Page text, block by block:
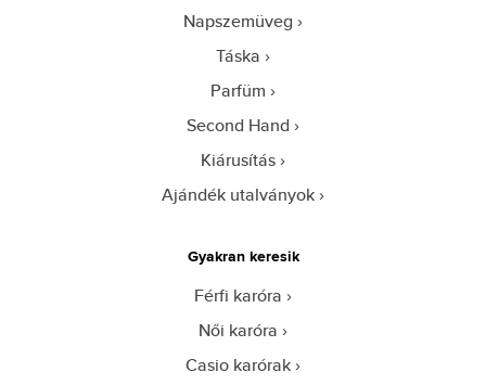
Napszemüveg
Táska
Parfüm
Second Hand
Kiárusítás
Ajándék utalványok
Gyakran keresik
Férfi karóra
Női karóra
Casio karórak